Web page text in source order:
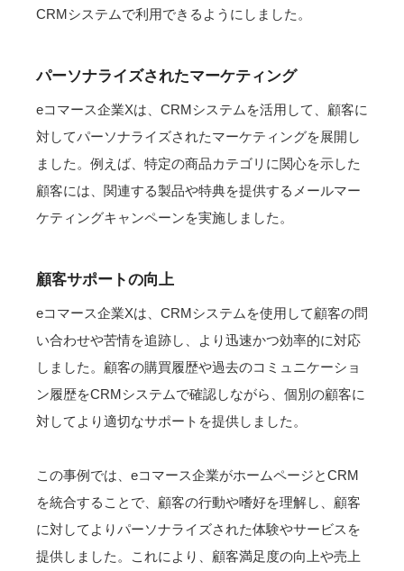
CRMシステムで利用できるようにしました。
パーソナライズされたマーケティング
eコマース企業Xは、CRMシステムを活用して、顧客に
対してパーソナライズされたマーケティングを展開し
ました。例えば、特定の商品カテゴリに関心を示した
顧客には、関連する製品や特典を提供するメールマー
ケティングキャンペーンを実施しました。
顧客サポートの向上
eコマース企業Xは、CRMシステムを使用して顧客の問
い合わせや苦情を追跡し、より迅速かつ効率的に対応
しました。顧客の購買履歴や過去のコミュニケーショ
ン履歴をCRMシステムで確認しながら、個別の顧客に
対してより適切なサポートを提供しました。
この事例では、eコマース企業がホームページとCRM
を統合することで、顧客の行動や嗜好を理解し、顧客
に対してよりパーソナライズされた体験やサービスを
提供しました。これにより、顧客満足度の向上や売上